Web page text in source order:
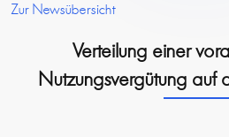
Zur Newsübersicht
Verteilung einer
Nutzungsvergütung auf